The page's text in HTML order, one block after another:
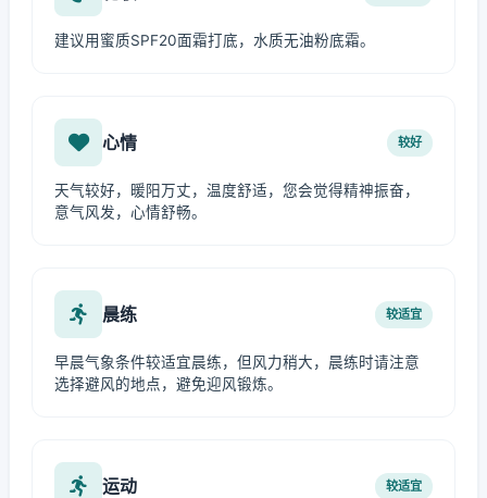
建议用蜜质SPF20面霜打底，水质无油粉底霜。
心情 较好
天气较好，暖阳万丈，温度舒适，您会觉得精神振奋，
意气风发，心情舒畅。
晨练 较适宜
早晨气象条件较适宜晨练，但风力稍大，晨练时请注意
选择避风的地点，避免迎风锻炼。
运动 较适宜